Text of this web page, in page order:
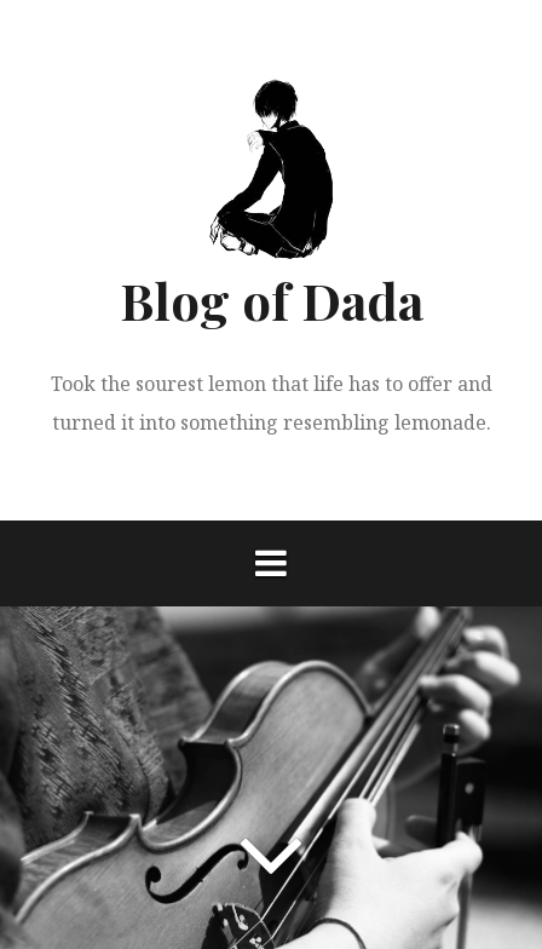
Blog of Dada
Took the sourest lemon that life has to offer and
turned it into something resembling lemonade.